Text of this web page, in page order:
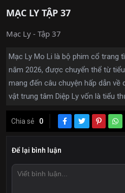
MẠC LY TẬP 37
Mạc Ly - Tập 37
Mạc Ly Mo Li là bộ phim cổ trang
năm 2026, được chuyển thể từ
mang đến câu chuyện hấp dẫn về
vật trung tâm Diệp Ly vốn là tiểu
Chia sẻ 0
Để lại bình luận